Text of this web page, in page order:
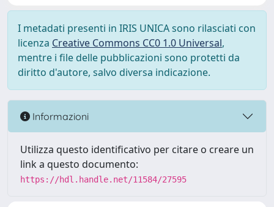
I metadati presenti in IRIS UNICA sono rilasciati con
licenza Creative Commons CC0 1.0 Universal,
mentre i file delle pubblicazioni sono protetti da
diritto d'autore, salvo diversa indicazione.
Informazioni
Utilizza questo identificativo per citare o creare un
link a questo documento:
https://hdl.handle.net/11584/27595